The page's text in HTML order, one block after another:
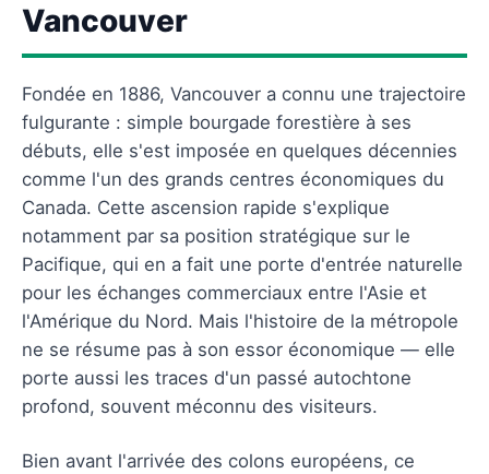
Vancouver
Fondée en 1886, Vancouver a connu une trajectoire
fulgurante : simple bourgade forestière à ses
débuts, elle s'est imposée en quelques décennies
comme l'un des grands centres économiques du
Canada. Cette ascension rapide s'explique
notamment par sa position stratégique sur le
Pacifique, qui en a fait une porte d'entrée naturelle
pour les échanges commerciaux entre l'Asie et
l'Amérique du Nord. Mais l'histoire de la métropole
ne se résume pas à son essor économique — elle
porte aussi les traces d'un passé autochtone
profond, souvent méconnu des visiteurs.
Bien avant l'arrivée des colons européens, ce